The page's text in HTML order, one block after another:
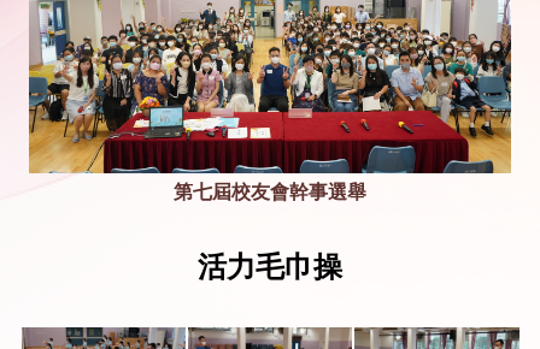
第七屆校友會幹事選舉
活力毛巾操